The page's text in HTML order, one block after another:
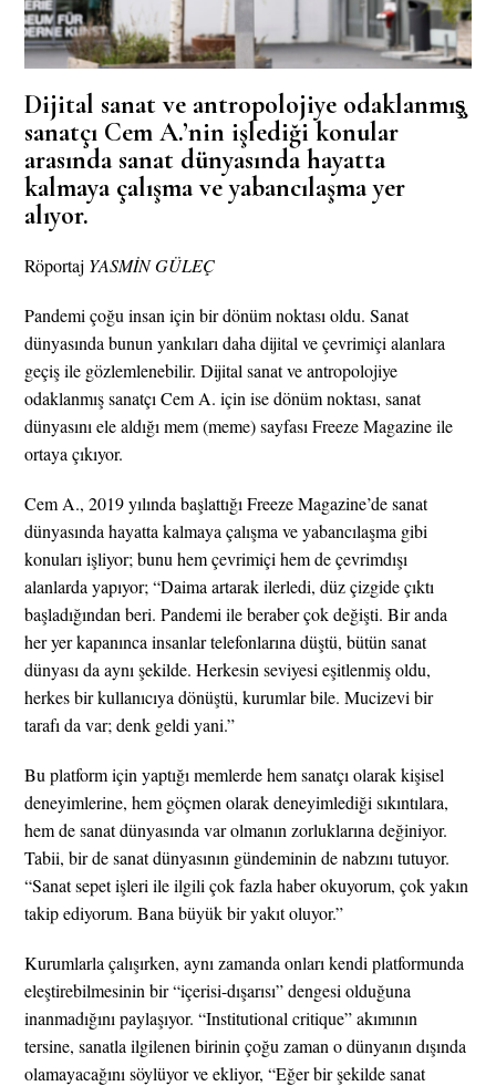
Dijital sanat ve antropolojiye odaklanmış̧
sanatçı Cem A.’nin işlediği konular
arasında sanat dünyasında hayatta
kalmaya çalışma ve yabancılaşma yer
alıyor.
Röportaj YASMİN GÜLEÇ
Pandemi çoğu insan için bir dönüm noktası oldu. Sanat
dünyasında bunun yankıları daha dijital ve çevrimiçi alanlara
geçiş ile gözlemlenebilir. Dijital sanat ve antropolojiye
odaklanmış sanatçı Cem A. için ise dönüm noktası, sanat
dünyasını ele aldığı mem (meme) sayfası Freeze Magazine ile
ortaya çıkıyor.
Cem A., 2019 yılında başlattığı Freeze Magazine’de sanat
dünyasında hayatta kalmaya çalışma ve yabancılaşma gibi
konuları işliyor; bunu hem çevrimiçi hem de çevrimdışı
alanlarda yapıyor; “Daima artarak ilerledi, düz çizgide çıktı
başladığından beri. Pandemi ile beraber çok değişti. Bir anda
her yer kapanınca insanlar telefonlarına düştü, bütün sanat
dünyası da aynı şekilde. Herkesin seviyesi eşitlenmiş oldu,
herkes bir kullanıcıya dönüştü, kurumlar bile. Mucizevi bir
tarafı da var; denk geldi yani.”
Bu platform için yaptığı memlerde hem sanatçı olarak kişisel
deneyimlerine, hem göçmen olarak deneyimlediği sıkıntılara,
hem de sanat dünyasında var olmanın zorluklarına değiniyor.
Tabii, bir de sanat dünyasının gündeminin de nabzını tutuyor.
“Sanat sepet işleri ile ilgili çok fazla haber okuyorum, çok yakın
takip ediyorum. Bana büyük bir yakıt oluyor.”
Kurumlarla çalışırken, aynı zamanda onları kendi platformunda
eleştirebilmesinin bir “içerisi-dışarısı” dengesi olduğuna
inanmadığını paylaşıyor. “Institutional critique” akımının
tersine, sanatla ilgilenen birinin çoğu zaman o dünyanın dışında
olamayacağını söylüyor ve ekliyor, “Eğer bir şekilde sanat